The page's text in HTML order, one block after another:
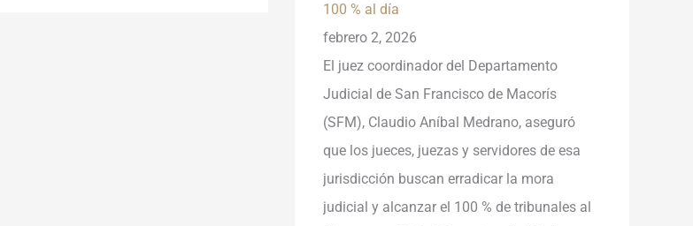
100 % al día
febrero 2, 2026
El juez coordinador del Departamento
Judicial de San Francisco de Macorís
(SFM), Claudio Aníbal Medrano, aseguró
que los jueces, juezas y servidores de esa
jurisdicción buscan erradicar la mora
judicial y alcanzar el 100 % de tribunales al